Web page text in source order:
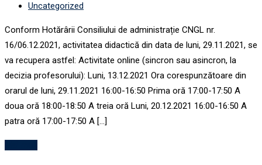
Uncategorized
Conform Hotărârii Consiliului de administrație CNGL nr.
16/06.12.2021, activitatea didactică din data de luni, 29.11.2021, se
va recupera astfel: Activitate online (sincron sau asincron, la
decizia profesorului): Luni, 13.12.2021 Ora corespunzătoare din
orarul de luni, 29.11.2021 16:00-16:50 Prima oră 17:00-17:50 A
doua oră 18:00-18:50 A treia oră Luni, 20.12.2021 16:00-16:50 A
patra oră 17:00-17:50 A […]